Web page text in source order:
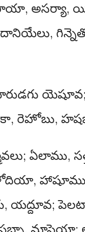
అసర్యా,
దానియేలు,
యద్దూవ;